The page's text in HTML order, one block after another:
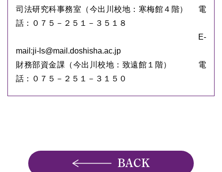
司法研究科事務室（今出川校地：寒梅館４階） 電
話：０７５－２５１－３５１８
E-
mail:ji-ls@mail.doshisha.ac.jp
財務部資金課（今出川校地：致遠館１階） 電
話：０７５－２５１－３１５０
BACK